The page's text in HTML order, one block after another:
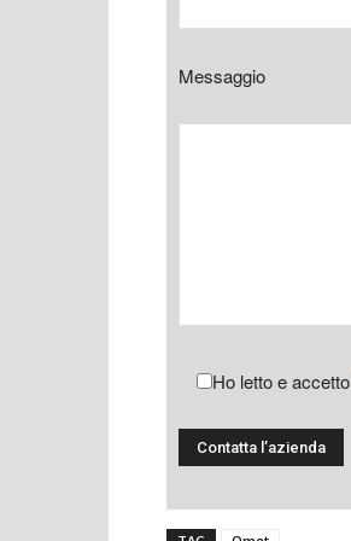
Messaggio
Ho letto e accetto